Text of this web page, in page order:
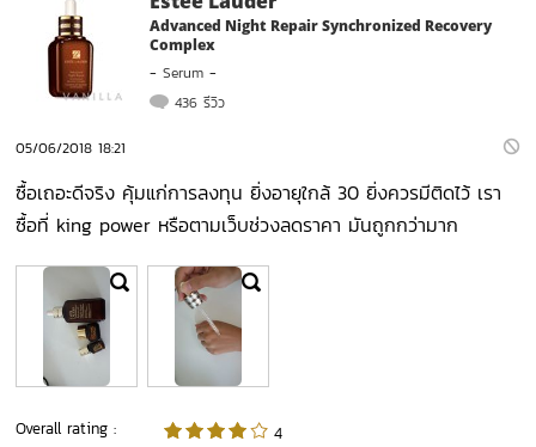
Advanced Night Repair Synchronized Recovery
Complex
-Serum -
436 รีวิว
05/06/2018 18:21
ซื้อเถอะดีจริง คุ้มแก่การลงทุน ยิ่งอายุใกล้ 30 ยิ่งควรมีติดไว้ เรา
ซื้อที่ king power หรือตามเว็บช่วงลดราคา มันถูกกว่ามาก
Overall rating :
4